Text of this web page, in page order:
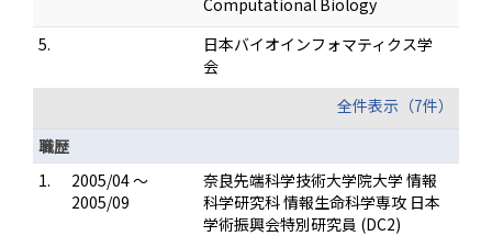
Computational Biology
5.
日本バイオインフォマティクス学
会
全件表示（7件）
職歴
1.
2005/04 ～
2005/09
奈良先端科学技術大学院大学 情報
科学研究科 情報生命科学専攻 日本
学術振興会特別研究員 (DC2)